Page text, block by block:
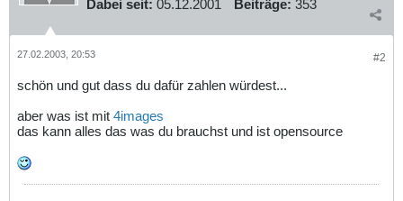
Dabei seit: 05.12.2001 Beiträge: 353
#2
27.02.2003, 20:53
schön und gut dass du dafür zahlen würdest...
aber was ist mit 4images
das kann alles das was du brauchst und ist opensource